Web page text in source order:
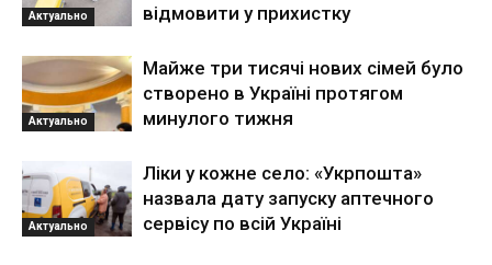
Актуально
відмовити у прихистку
Актуально
Майже три тисячі нових сімей було
створено в Україні протягом
минулого тижня
Актуально
Ліки у кожне село: «Укрпошта»
назвала дату запуску аптечного
сервісу по всій Україні